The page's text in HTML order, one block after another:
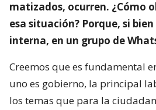
matizados, ocurren. ¿Cómo
esa situación? Porque, si
interna, en un grupo de
Creemos que es fundamental
uno es gobierno, la principal
los temas que para la